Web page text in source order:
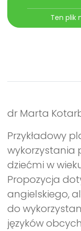
Archiwalne
Pomoc
Promocje
Ten plik
dr Marta
Przykładowy
wykorzystania
dziećmi w
Propozycja
angielskiego,
do
języków